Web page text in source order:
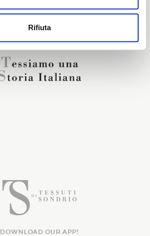
Rifiuta
DOWNLOAD OUR APP!